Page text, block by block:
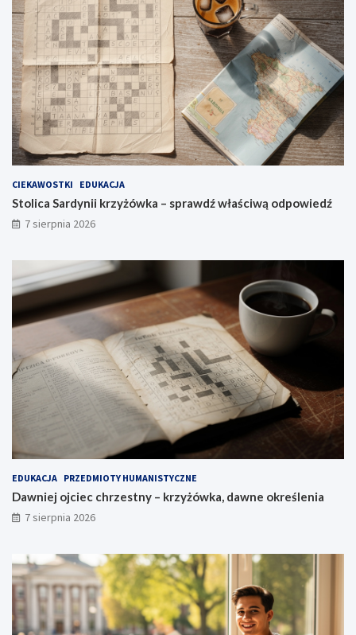
CIEKAWOSTKI EDUKACJA
Stolica Sardynii krzyżówka – sprawdź właściwą odpowiedź
7 sierpnia 2026
EDUKACJA PRZEDMIOTY HUMANISTYCZNE
Dawniej ojciec chrzestny – krzyżówka, dawne określenia
7 sierpnia 2026